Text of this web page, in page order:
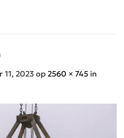
11, 2023 op 2560 × 745 in